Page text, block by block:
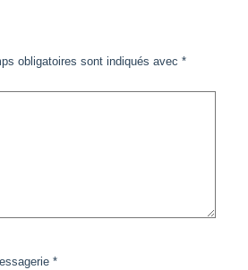
obligatoires sont indiqués avec *
*